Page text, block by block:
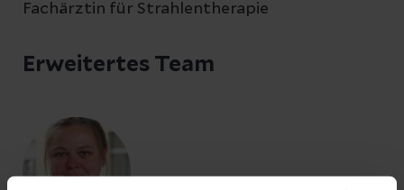
Fachärztin für Strahlentherapie
Erweitertes Team